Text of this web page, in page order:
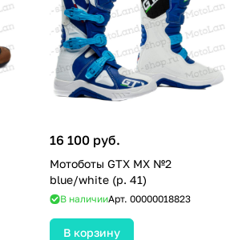
16 100 руб.
Мотоботы GTX MX №2
blue/white (р. 41)
В наличииАрт. 00000018823
В корзину